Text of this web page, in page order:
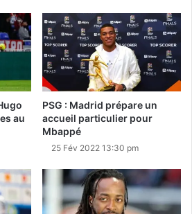
au
PSG : Madrid prépare un
accueil particulier pour
Mbappé
25 Fév 2022 13:30 pm